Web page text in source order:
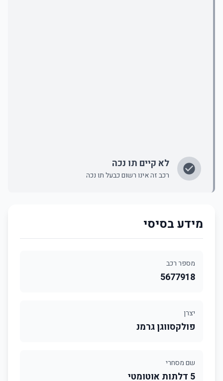
לא קיים תו נכה
רכב זה אינו רשום כבעל תו נכה
מידע בסיסי
מספר רכב
5677918
יצרן
פולקסווגן גרמנ
שם מסחרי
5 דלתות אוטומטי